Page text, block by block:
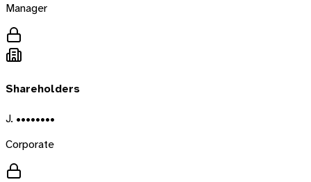
Manager
Shareholders
J. ••••••••
Corporate